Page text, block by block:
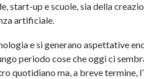
start-up e scuole, sia della
artificiale.
e si generano aspettative
periodo cose che oggi ci
quotidiano ma, a breve termine,